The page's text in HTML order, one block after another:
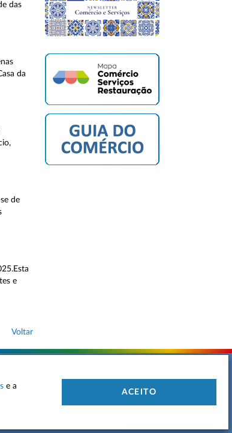
das
da
de
e
Voltar
CONTACTOS
e a
ACEITO